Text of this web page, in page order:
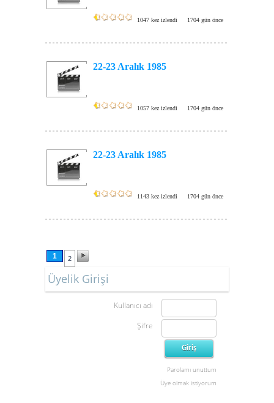
1047 kez izlendi 1704 gün önce
22-23 Aralık 1985
1057 kez izlendi 1704 gün önce
22-23 Aralık 1985
1143 kez izlendi 1704 gün önce
1 2
Üyelik Girişi
Kullanıcı adı
Şifre
Parolamı unuttum
Üye olmak istiyorum